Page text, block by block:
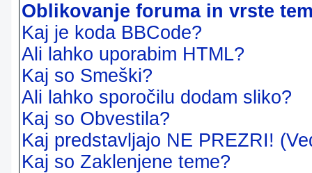
Oblikovanje foruma in vrste
Kaj je koda BBCode?
Ali lahko uporabim HTML?
Kaj so Smeški?
Ali lahko sporočilu dodam sliko?
Kaj so Obvestila?
Kaj predstavljajo NE PREZRI!
Kaj so Zaklenjene teme?